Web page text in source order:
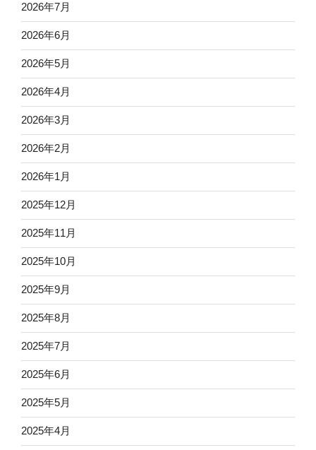
2026年7月
2026年6月
2026年5月
2026年4月
2026年3月
2026年2月
2026年1月
2025年12月
2025年11月
2025年10月
2025年9月
2025年8月
2025年7月
2025年6月
2025年5月
2025年4月